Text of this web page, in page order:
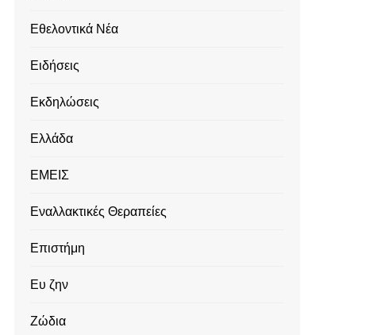
Εθελοντικά Νέα
Ειδήσεις
Εκδηλώσεις
Ελλάδα
ΕΜΕΙΣ
Εναλλακτικές Θεραπείες
Επιστήμη
Ευ ζην
Ζώδια